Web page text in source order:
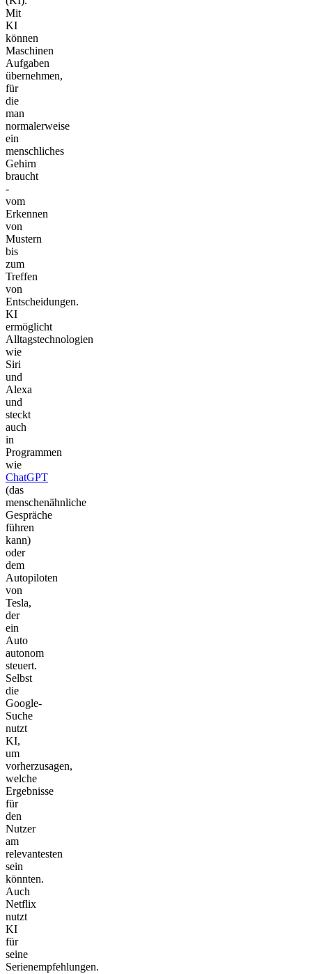
Mit
KI
können
Maschinen
Aufgaben
übernehmen,
für
die
man
normalerweise
ein
menschliches
Gehirn
braucht
-
vom
Erkennen
von
Mustern
bis
zum
Treffen
von
Entscheidungen.
KI
ermöglicht
Alltagstechnologien
wie
Siri
und
Alexa
und
steckt
auch
in
Programmen
wie
ChatGPT
(das
menschenähnliche
Gespräche
führen
kann)
oder
dem
Autopiloten
von
Tesla,
der
ein
Auto
autonom
steuert.
Selbst
die
Google-
Suche
nutzt
KI,
um
vorherzusagen,
welche
Ergebnisse
für
den
Nutzer
am
relevantesten
sein
könnten.
Auch
Netflix
nutzt
KI
für
seine
Serienempfehlungen.